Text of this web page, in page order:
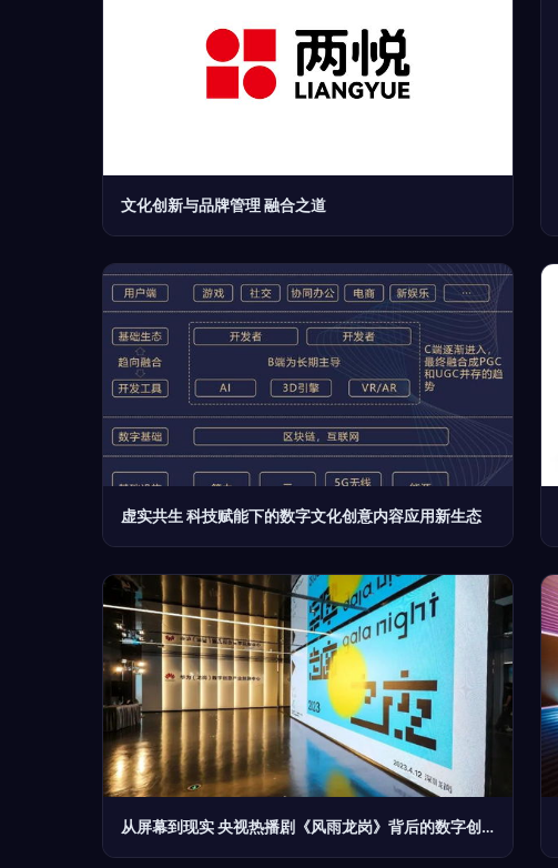
文化创新与品牌管理 融合之道
虚实共生 科技赋能下的数字文化创意内容应用新生态
从屏幕到现实 央视热播剧《风雨龙岗》背后的数字创意力量